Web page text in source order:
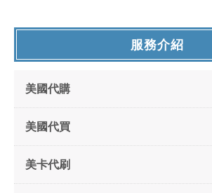
服務介紹
美國代購
美國代買
美卡代刷